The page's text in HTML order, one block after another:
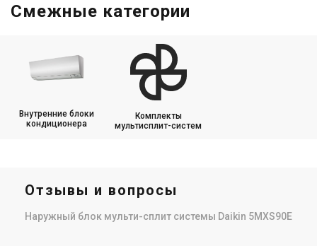
Смежные категории
Внутренние блоки
кондиционера
Комплекты
мультисплит-систем
Отзывы и вопросы
Наружный блок мульти-сплит системы Daikin 5MXS90E